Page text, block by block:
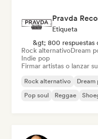
Pravda
Etiqueta
&gt; 800 respuestas
Rock alternativoDream
Indie pop
Firmar artistas o lanzar
Rock alternativo Dream
Pop soul
Reggae